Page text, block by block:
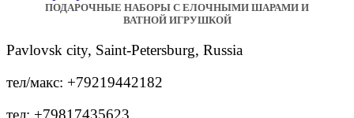
ПОДАРОЧНЫЕ НАБОРЫ С ЕЛОЧНЫМИ ШАРАМИ И
ВАТНОЙ ИГРУШКОЙ
Pavlovsk city, Saint-Petersburg, Russia
тел/макс: +79219442182
тел: +79817435623